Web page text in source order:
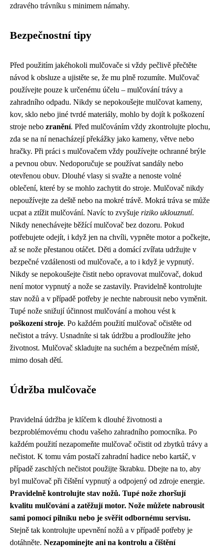
zdravého trávníku s minimem námahy.
Bezpečnostní tipy
Před použitím jakéhokoli mulčovače si vždy pečlivě přečtěte
návod k obsluze a ujistěte se, že mu plně rozumíte. Mulčovač
používejte pouze k určenému účelu – mulčování trávy a
zahradního odpadu. Nikdy se nepokoušejte mulčovat kameny,
kov, sklo nebo jiné tvrdé materiály, mohlo by dojít k poškození
stroje nebo zranění. Před mulčováním vždy zkontrolujte plochu,
zda se na ní nenacházejí překážky jako kameny, větve nebo
hračky. Při práci s mulčovačem vždy používejte ochranné brýle
a pevnou obuv. Nedoporučuje se používat sandály nebo
otevřenou obuv. Dlouhé vlasy si svažte a nenoste volné
oblečení, které by se mohlo zachytit do stroje. Mulčovač nikdy
nepoužívejte za deště nebo na mokré trávě. Mokrá tráva se může
ucpat a ztížit mulčování. Navíc to zvyšuje riziko uklouznutí.
Nikdy nenechávejte běžící mulčovač bez dozoru. Pokud
potřebujete odejít, i když jen na chvíli, vypněte motor a počkejte,
až se nože přestanou otáčet. Děti a domácí zvířata udržujte v
bezpečné vzdálenosti od mulčovače, a to i když je vypnutý.
Nikdy se nepokoušejte čistit nebo opravovat mulčovač, dokud
není motor vypnutý a nože se zastavily. Pravidelně kontrolujte
stav nožů a v případě potřeby je nechte nabrousit nebo vyměnit.
Tupé nože snižují účinnost mulčování a mohou vést k
poškození stroje. Po každém použití mulčovač očistěte od
nečistot a trávy. Usnadníte si tak údržbu a prodloužíte jeho
životnost. Mulčovač skladujte na suchém a bezpečném místě,
mimo dosah dětí.
Údržba mulčovače
Pravidelná údržba je klíčem k dlouhé životnosti a
bezproblémovému chodu vašeho zahradního pomocníka. Po
každém použití nezapomeňte mulčovač očistit od zbytků trávy a
nečistot. K tomu vám postačí zahradní hadice nebo kartáč, v
případě zaschlých nečistot použijte škrabku. Dbejte na to, aby
byl mulčovač při čištění vypnutý a odpojený od zdroje energie.
Pravidelně kontrolujte stav nožů. Tupé nože zhoršují
kvalitu mulčování a zatěžují motor. Nože můžete nabrousit
sami pomocí pilníku nebo je svěřit odbornému servisu.
Stejně tak kontrolujte upevnění nožů a v případě potřeby je
dotáhněte. Nezapomínejte ani na kontrolu a čištění